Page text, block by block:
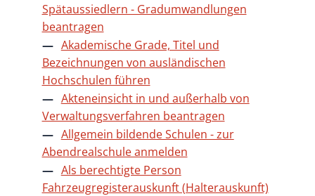
Spätaussiedlern - Gradumwandlungen
beantragen
Akademische Grade, Titel und
Bezeichnungen von ausländischen
Hochschulen führen
Akteneinsicht in und außerhalb von
Verwaltungsverfahren beantragen
Allgemein bildende Schulen - zur
Abendrealschule anmelden
Als berechtigte Person
Fahrzeugregisterauskunft (Halterauskunft)